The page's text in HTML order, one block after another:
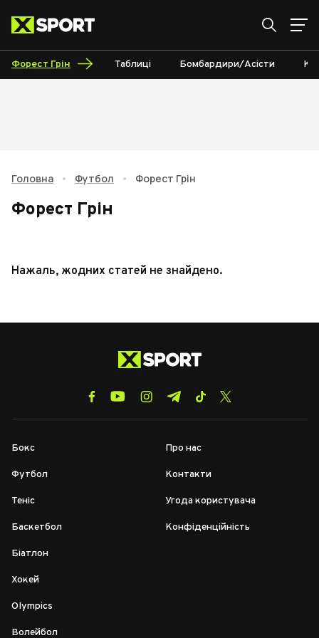
Форест Грін Таблиці Бомбардири/Асісти
Головна • Футбол • Форест Грін
Форест Грін
Нажаль, жодних статей не знайдено.
Бокс
Футбол
Теніс
Баскетбол
Біатлон
Хокей
Olympics
Волейбол
Про нас
Контакти
Угода користувача
Конфіденційність